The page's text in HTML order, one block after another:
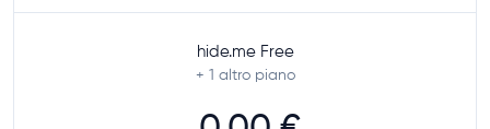
hide.me Free
+ 1 altro piano